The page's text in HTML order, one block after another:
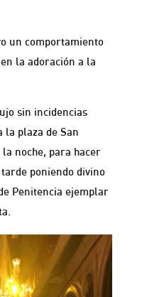
un comportamiento
la adoración a la
sin incidencias
la plaza de San
noche, para hacer
poniendo divino
Penitencia ejemplar